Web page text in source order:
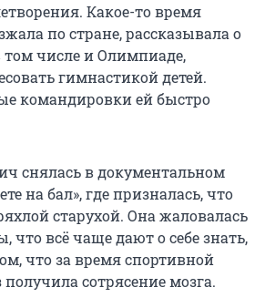
Какое-то время
по стране, рассказывала о
том числе и Олимпиаде,
гимнастикой детей.
командировки ей быстро
снялась в документальном
на бал», где призналась, что
старухой. Она жаловалась
что всё чаще дают о себе знать,
что за время спортивной
сотрясение мозга.